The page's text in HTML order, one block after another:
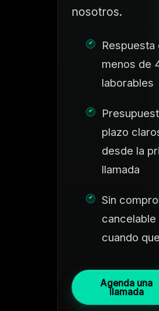
nosotros.
Respuesta
menos de
laborables
plazo
desde la
llamada
Sin
cancelable
cuando
Agenda una
llamada